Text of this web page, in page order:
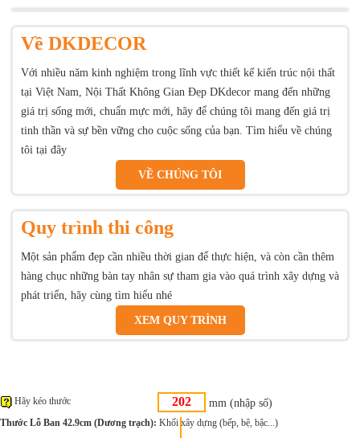
Về DKDECOR
Với nhiều năm kinh nghiệm trong lĩnh vực thiết kế kiến trúc nội thất
tại Việt Nam, Nội Thất Không Gian Đẹp DKdecor mang đến những
giá trị sống mới, chuẩn mực mới, hãy để chúng tôi mang đến giá trị
tinh thần và sự bền vững cho cuộc sống của bạn. Tìm hiểu về chúng
tôi tại đây
VỀ CHÚNG TÔI
Quy trình thi công
Một sản phẩm đẹp cần nhiều thời gian để thực hiện, và còn cần thêm
hàng chục những bàn tay nhân sự tham gia vào quá trình xây dựng và
phát triển, hãy cùng tìm hiểu nhé
XEM QUY TRÌNH
mm (nhập số)
Hãy kéo thước
Thước Lỗ Ban 42.9cm (Dương trạch): Khối xây dựng (bếp, bệ, bậc...)